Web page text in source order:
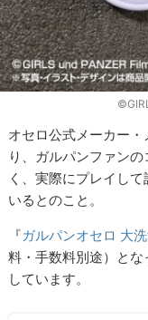
オセロ公式メーカー
り、ガルパンファン
く、実際にプレイし
いるとのこと。
『ガルパンオセロ 大
料・手数料別途）と
しています。